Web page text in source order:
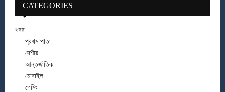
CATEGORIES
খবর
প্রথম পাতা
দেশীয়
আন্তর্জাতিক
মোবাইল
গেমিং